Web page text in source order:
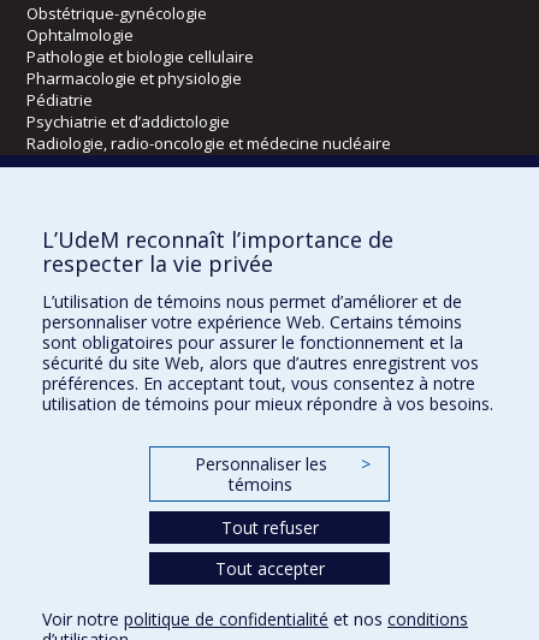
Obstétrique-gynécologie
Ophtalmologie
Pathologie et biologie cellulaire
Pharmacologie et physiologie
Pédiatrie
Psychiatrie et d’addictologie
Radiologie, radio-oncologie et médecine nucléaire
Kinésiologie et des sciences de l’activité physique
Orthophonie et audiologie
Réadaptation
Directions
DPC
CPASS
L’UdeM reconnaît l’importance de
respecter la vie privée
L’utilisation de témoins nous permet d’améliorer et de
personnaliser votre expérience Web. Certains témoins
sont obligatoires pour assurer le fonctionnement et la
sécurité du site Web, alors que d’autres enregistrent vos
préférences. En acceptant tout, vous consentez à notre
utilisation de témoins pour mieux répondre à vos besoins.
Personnaliser les
témoins
>
Tout refuser
Tout accepter
Voir notre politique de confidentialité et nos conditions